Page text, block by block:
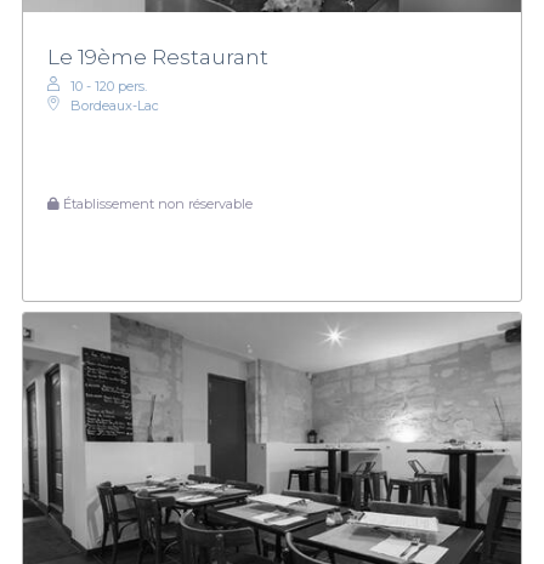
Le 19ème Restaurant
10 - 120 pers.
Bordeaux-Lac
Établissement non réservable